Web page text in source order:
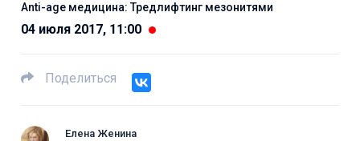
Anti-age медицина: Тредлифтинг мезонитями
04 июля 2017, 11:00
Поделиться
Елена Женина